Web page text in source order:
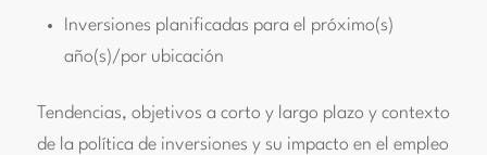
Inversiones planificadas para el próximo(s)
año(s)/por ubicación
Tendencias, objetivos a corto y largo plazo y contexto
de la política de inversiones y su impacto en el empleo